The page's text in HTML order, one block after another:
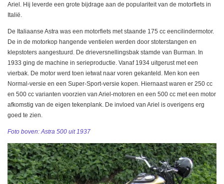
Ariel. Hij leverde een grote bijdrage aan de populariteit van de motorfiets in
Italië.
De Italiaanse Astra was een motorfiets met staande 175 cc eencilindermotor.
De in de motorkop hangende ventielen werden door stoterstangen en
klepstoters aangestuurd. De drieversnellingsbak stamde van Burman. In
1933 ging de machine in serieproductie. Vanaf 1934 uitgerust met een
vierbak. De motor werd toen ietwat naar voren gekanteld. Men kon een
Normal-versie en een Super-Sport-versie kopen. Hiernaast waren er 250 cc
en 500 cc varianten voorzien van Ariel-motoren en een 500 cc met een motor
afkomstig van de eigen tekenplank. De invloed van Ariel is overigens erg
goed te zien.
Foto boven: Astra 500 uit 1937